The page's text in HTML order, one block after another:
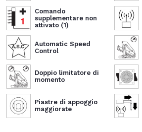
Comando
supplementare non
attivato (1)
Automatic Speed
Control
Doppio limitatore di
momento
Piastre di appoggio
maggiorate